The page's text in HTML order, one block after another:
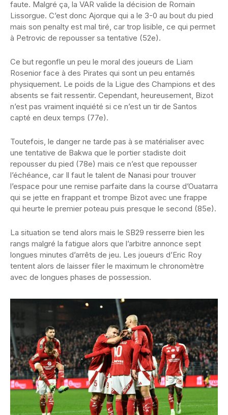
faute. Malgré ça, la VAR valide la décision de Romain
Lissorgue. C’est donc Ajorque qui a le 3-0 au bout du pied
mais son penalty est mal tiré, car trop lisible, ce qui permet
à Petrovic de repousser sa tentative (52e).
Ce but regonfle un peu le moral des joueurs de Liam
Rosenior face à des Pirates qui sont un peu entamés
physiquement. Le poids de la Ligue des Champions et des
absents se fait ressentir. Cependant, heureusement, Bizot
n’est pas vraiment inquiété si ce n’est un tir de Santos
capté en deux temps (77e).
Toutefois, le danger ne tarde pas à se matérialiser avec
une tentative de Bakwa que le portier stadiste doit
repousser du pied (78e) mais ce n’est que repousser
l’échéance, car Il faut le talent de Nanasi pour trouver
l’espace pour une remise parfaite dans la course d’Ouatarra
qui se jette en frappant et trompe Bizot avec une frappe
qui heurte le premier poteau puis presque le second (85e).
La situation se tend alors mais le SB29 resserre bien les
rangs malgré la fatigue alors que l’arbitre annonce sept
longues minutes d’arrêts de jeu. Les joueurs d’Eric Roy
tentent alors de laisser filer le maximum le chronomètre
avec de longues phases de possession.